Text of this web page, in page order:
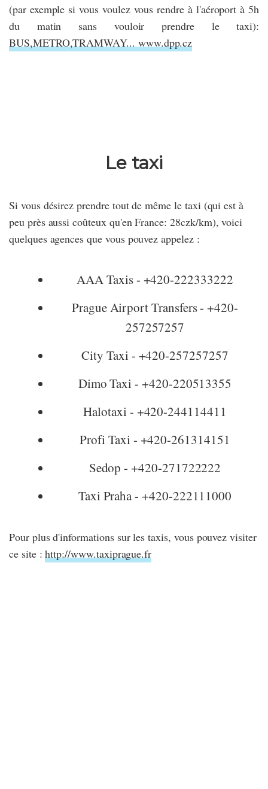
(par exemple si vous voulez vous rendre à l'aéroport à 5h
du matin sans vouloir prendre le taxi):
BUS,METRO,TRAMWAY... www.dpp.cz
Le taxi
Si vous désirez prendre tout de même le taxi (qui est à
peu près aussi coûteux qu'en France: 28czk/km), voici
quelques agences que vous pouvez appelez :
AAA Taxis - +420-222333222
Prague Airport Transfers - +420-
257257257
City Taxi - +420-257257257
Dimo Taxi - +420-220513355
Halotaxi - +420-244114411
Profi Taxi - +420-261314151
Sedop - +420-271722222
Taxi Praha - +420-222111000
Pour plus d'informations sur les taxis, vous pouvez visiter
ce site :http://www.taxiprague.fr